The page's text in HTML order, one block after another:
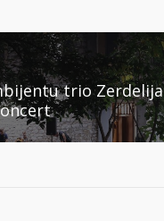
trio Zerdelija